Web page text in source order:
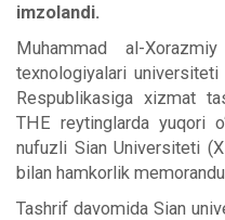
imzolandi.
Muhammad al-
texnologiyalari
Respublikasiga xizmat
THE reytinglarda yuqori
nufuzli Sian Universiteti
bilan hamkorlik
Tashrif davomida Sian